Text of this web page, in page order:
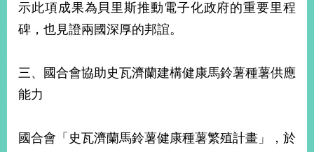
示此項成果為貝里斯推動電子化政府的重要里程
碑，也見證兩國深厚的邦誼。
三、國合會協助史瓦濟蘭建構健康馬鈴薯種薯供應
能力
國合會「史瓦濟蘭馬鈴薯健康種薯繁殖計畫」，於